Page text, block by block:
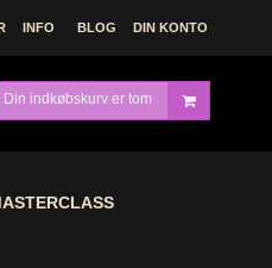
INFO BLOG DIN KONTO
Din indkøbskurv er tom